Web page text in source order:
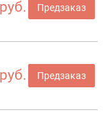
Предзаказ
Предзаказ